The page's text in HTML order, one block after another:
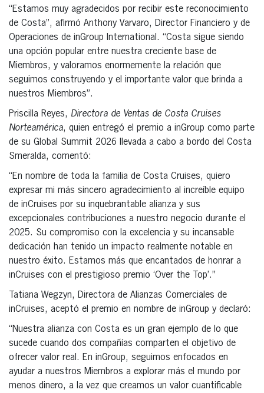
“Estamos muy agradecidos por recibir este reconocimiento
de Costa”, afirmó Anthony Varvaro, Director Financiero y de
Operaciones de inGroup International. “Costa sigue siendo
una opción popular entre nuestra creciente base de
Miembros, y valoramos enormemente la relación que
seguimos construyendo y el importante valor que brinda a
nuestros Miembros”.
Priscilla Reyes, Directora de Ventas de Costa Cruises
Norteamérica, quien entregó el premio a inGroup como parte
de su Global Summit 2026 llevada a cabo a bordo del Costa
Smeralda, comentó:
“En nombre de toda la familia de Costa Cruises, quiero
expresar mi más sincero agradecimiento al increíble equipo
de inCruises por su inquebrantable alianza y sus
excepcionales contribuciones a nuestro negocio durante el
2025. Su compromiso con la excelencia y su incansable
dedicación han tenido un impacto realmente notable en
nuestro éxito. Estamos más que encantados de honrar a
inCruises con el prestigioso premio ‘Over the Top’.”
Tatiana Wegzyn, Directora de Alianzas Comerciales de
inCruises, aceptó el premio en nombre de inGroup y declaró:
“Nuestra alianza con Costa es un gran ejemplo de lo que
sucede cuando dos compañías comparten el objetivo de
ofrecer valor real. En inGroup, seguimos enfocados en
ayudar a nuestros Miembros a explorar más el mundo por
menos dinero, a la vez que creamos un valor cuantificable